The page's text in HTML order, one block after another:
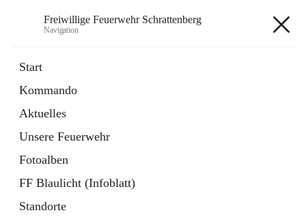
Freiwillige Feuerwehr Schrattenberg
Navigation
Start
Kommando
Aktuelles
Unsere Feuerwehr
Fotoalben
FF Blaulicht (Infoblatt)
Standorte